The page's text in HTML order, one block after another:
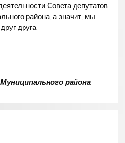
Совета депутатов
района, а значит, мы
друга.
района